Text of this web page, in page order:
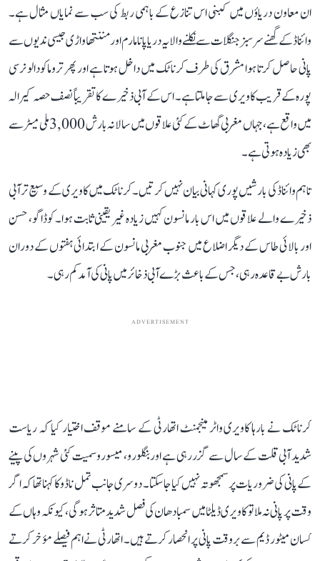
ان معاون دریاؤں میں کبنی اس تنازع کے باہمی ربط کی سب سے نمایاں مثال ہے۔
وائناڈ کے گھنے سرسبز جنگلات سے نکلنے والا یہ دریا پانامارم اور مننتھاواڑی جیسی ندیوں سے
پانی حاصل کرتا ہوا مشرق کی طرف کرناٹک میں داخل ہوتا ہے اور پھر تروماکودالو نرسی
پورہ کے قریب کاویری سے جا ملتا ہے۔ اس کے آبی ذخیرے کا تقریباً نصف حصہ کیرالہ
میں واقع ہے، جہاں مغربی گھاٹ کے کئی علاقوں میں سالانہ بارش 3,000 ملی میٹر سے
بھی زیادہ ہوتی ہے۔
تاہم وائناڈ کی بارشیں پوری کہانی بیان نہیں کرتیں۔ کرناٹک میں کاویری کے وسیع تر آبی
ذخیرے والے علاقوں میں اس بار مانسون کہیں زیادہ غیر یقینی ثابت ہوا۔ کوڈاگو، حسن
اور بالائی طاس کے دیگر اضلاع میں جنوب مغربی مانسون کے ابتدائی ہفتوں کے دوران
بارش بے قاعدہ رہی، جس کے باعث بڑے آبی ذخائر میں پانی کی آمد کم رہی۔
ADVERTISEMENT
کرناٹک نے بارہا کاویری واٹر مینجمنٹ اتھارٹی کے سامنے موقف اختیار کیا کہ ریاست
شدید آبی قلت کے سال سے گزر رہی ہے اور بنگلورو، میسورو سمیت کئی شہروں کی پینے
کے پانی کی ضروریات پر سمجھوتہ نہیں کیا جا سکتا۔ دوسری جانب تمل ناڈو کا کہنا تھا کہ اگر
وقت پر پانی نہ ملا تو کاویری ڈیلٹا میں سمبا دھان کی فصل شدید متاثر ہوگی، کیونکہ وہاں کے
کسان میٹور ڈیم سے بروقت پانی پر انحصار کرتے ہیں۔ اتھارٹی نے اہم فیصلے مؤخر کرتے